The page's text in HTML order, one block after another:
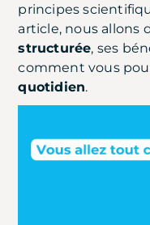
principes
article, nous allons
structurée, ses
comment vous
quotidien.